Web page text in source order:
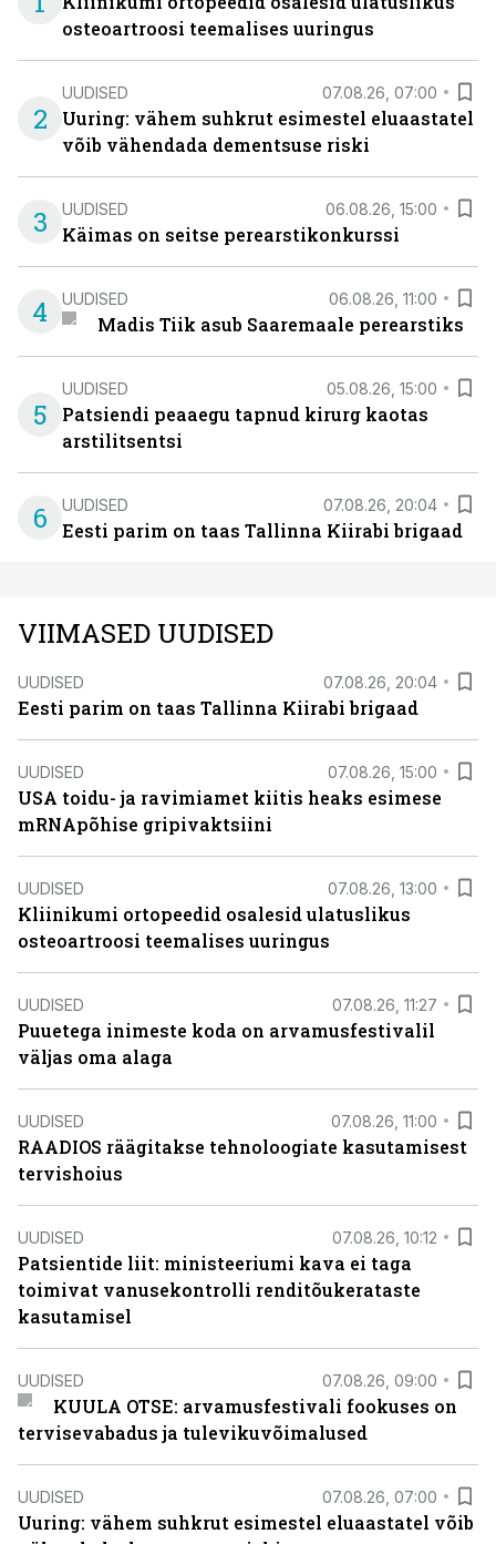
osteoartroosi teemalises uuringus
2
UUDISED 07.08.26, 07:00
Uuring: vähem suhkrut esimestel eluaastatel
võib vähendada dementsuse riski
3 UUDISED 06.08.26, 15:00
Käimas on seitse perearstikonkurssi
4 UUDISED 06.08.26, 11:00
Madis Tiik asub Saaremaale perearstiks
5
UUDISED 05.08.26, 15:00
Patsiendi peaaegu tapnud kirurg kaotas
arstilitsentsi
6 UUDISED 07.08.26, 20:04
Eesti parim on taas Tallinna Kiirabi brigaad
VIIMASED UUDISED
UUDISED 07.08.26, 20:04
Eesti parim on taas Tallinna Kiirabi brigaad
UUDISED 07.08.26, 15:00
USA toidu- ja ravimiamet kiitis heaks esimese
mRNApõhise gripivaktsiini
UUDISED 07.08.26, 13:00
Kliinikumi ortopeedid osalesid ulatuslikus
osteoartroosi teemalises uuringus
UUDISED 07.08.26, 11:27
Puuetega inimeste koda on arvamusfestivalil
väljas oma alaga
UUDISED 07.08.26, 11:00
RAADIOS räägitakse tehnoloogiate kasutamisest
tervishoius
UUDISED 07.08.26, 10:12
Patsientide liit: ministeeriumi kava ei taga
toimivat vanusekontrolli renditõukerataste
kasutamisel
UUDISED 07.08.26, 09:00
KUULA OTSE: arvamusfestivali fookuses on
tervisevabadus ja tulevikuvõimalused
UUDISED 07.08.26, 07:00
Uuring: vähem suhkrut esimestel eluaastatel võib